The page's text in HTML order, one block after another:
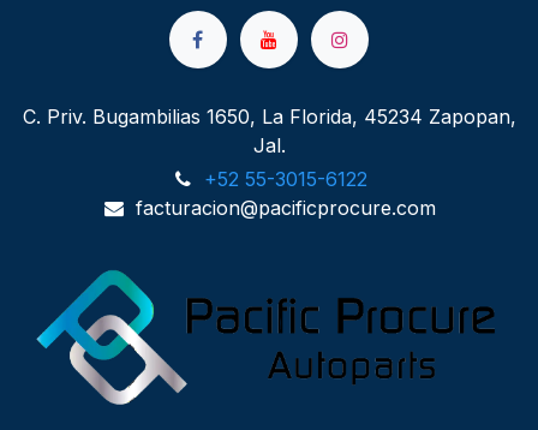
C. Priv. Bugambilias 1650, La Florida, 45234 Zapopan,
Jal.
+52 55-3015-6122
facturacion@pacificprocure.com